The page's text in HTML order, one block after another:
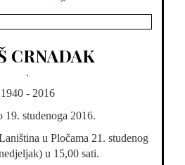
CRNADAK
.
1940 - 2016
19. studenoga 2016.
u Pločama 21. studenog
u 15,00 sati.